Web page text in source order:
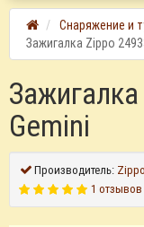
Снаряжение и
Зажигалка Zippo
Gemini
Производитель: Zippo
1 отзывов